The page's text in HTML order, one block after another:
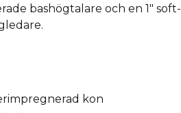
bashögtalare och en 1" soft-
kon